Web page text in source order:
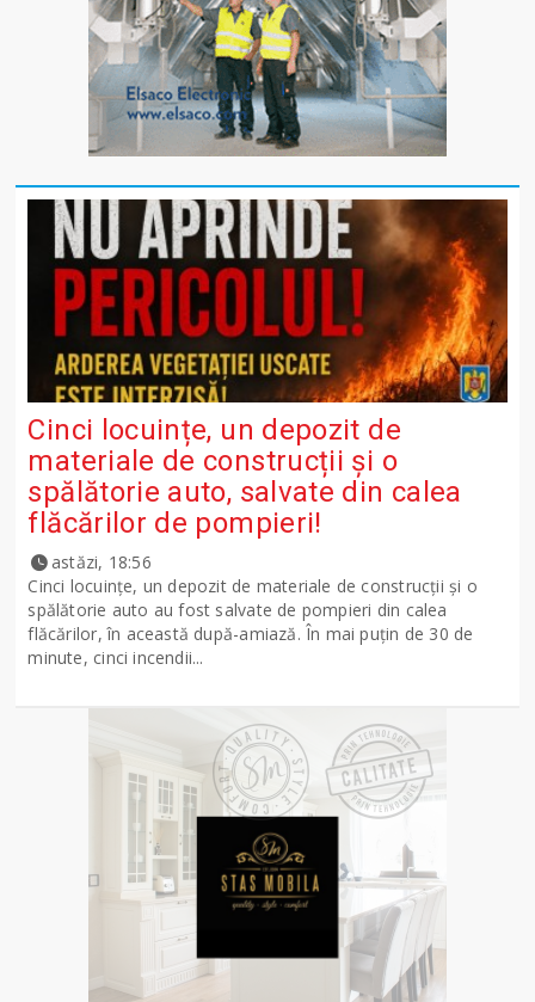
Cinci locuințe, un depozit de
materiale de construcții și o
spălătorie auto, salvate din calea
flăcărilor de pompieri!
astăzi, 18:56
Cinci locuințe, un depozit de materiale de construcții și o
spălătorie auto au fost salvate de pompieri din calea
flăcărilor, în această după-amiază. În mai puțin de 30 de
minute, cinci incendii...